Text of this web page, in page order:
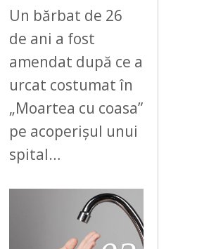
Un bărbat de 26
de ani a fost
amendat după ce a
urcat costumat în
„Moartea cu coasa”
pe acoperișul unui
spital…